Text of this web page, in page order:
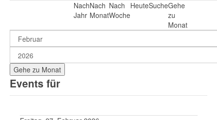
Nach
Jahr
Nach
Monat
Nach
Woche
HeuteSucheGehe
zu
Monat
Gehe zu Monat
Events für